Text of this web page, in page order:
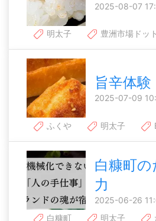
2025-08-07
明太子 豊洲市場ドッ
旨辛体験
2025-07-09
ふくや 明太子
白糠町
力
2025-06-26
白糠町
明太子